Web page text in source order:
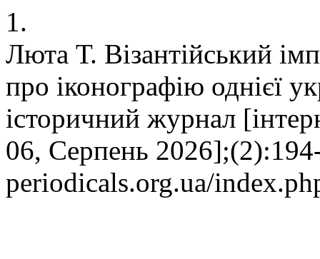
1.
Люта Т. Візантійський
про іконографію однієї
історичний журнал
06, Серпень
periodicals.org.ua/